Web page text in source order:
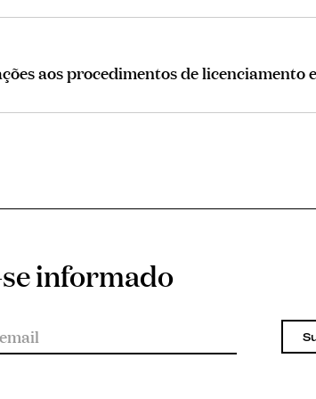
aos procedimentos de licenciamento
informado